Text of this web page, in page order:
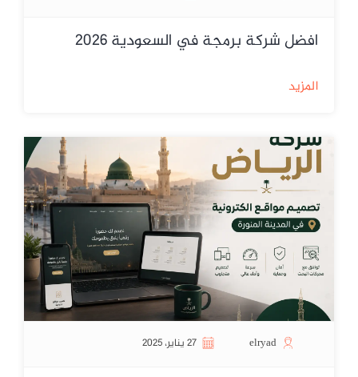
افضل شركة برمجة في السعودية 2026
المزيد
elryad 27 يناير، 2025